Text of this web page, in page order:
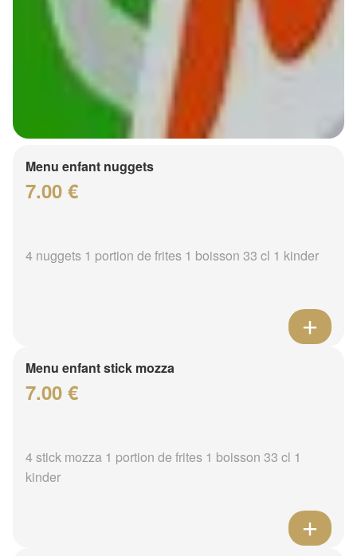
Menu enfant nuggets
7.00 €
4 nuggets 1 portion de frites 1 boisson 33 cl 1 kinder
Menu enfant stick mozza
7.00 €
4 stick mozza 1 portion de frites 1 boisson 33 cl 1
kinder